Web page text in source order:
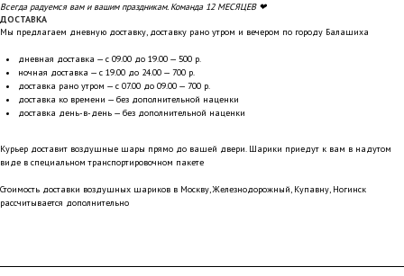
Всегда радуемся вам и вашим праздникам. Команда 12 МЕСЯЦЕВ ❤
ДОСТАВКА
Мы предлагаем дневную доставку, доставку рано утром и вечером по городу Балашиха
дневная доставка — с 09.00 до 19.00 — 500 р.
ночная доставка — с 19.00 до 24.00 — 700 р.
доставка рано утром — с 07.00 до 09.00 — 700 р.
доставка ко времени — без дополнительной наценки
доставка день-в-день — без дополнительной наценки
Курьер доставит воздушные шары прямо до вашей двери. Шарики приедут к вам в надутом
виде в специальном транспортировочном пакете
Стоимость доставки воздушных шариков в Москву, Железнодорожный, Купавну, Ногинск
рассчитывается дополнительно